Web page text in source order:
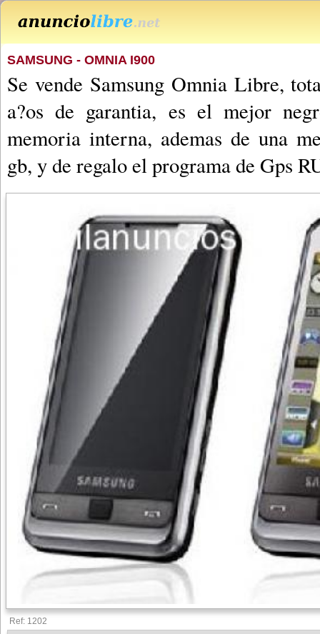
SAMSUNG - OMNIA I900
Se vende Samsung Omnia Libre,
a?os de garantia, es el mejor
memoria interna, ademas de una
gb, y de regalo el programa de Gps
Ref: 1202